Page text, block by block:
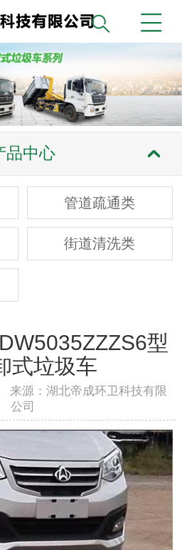
品中心
管道疏通类
街道清洗类
型
式垃圾车
来源：湖北帝成环卫科技有限
公司